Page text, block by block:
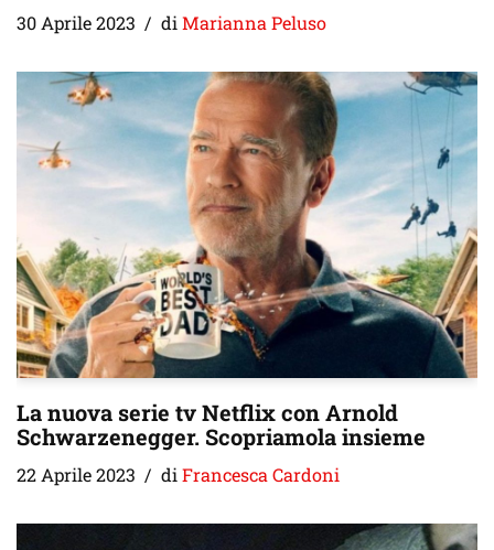
30 Aprile 2023 di Marianna Peluso
La nuova serie tv Netflix con Arnold
Schwarzenegger. Scopriamola insieme
22 Aprile 2023 diFrancesca Cardoni